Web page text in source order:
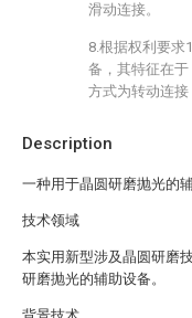
Description
一种用于晶圆研磨抛光的
技术领域
本实用新型涉及晶圆研磨
研磨抛光的辅助设备。
滑动连接。
8.根据权利要求
备，其特征在
方式为转动连接